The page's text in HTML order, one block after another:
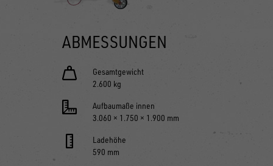
ABMESSUNGEN
Gesamtgewicht
2.600 kg
Aufbaumaße innen
3.060 × 1.750 × 1.900 mm
Ladehöhe
590 mm